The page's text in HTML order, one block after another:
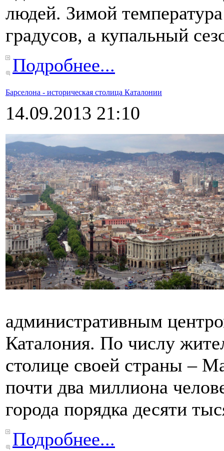
людей. Зимой
градусов, а купальный
Подробнее...
Барселона - историческая столица Каталонии
14.09.2013 21:10
административным
Каталония. По числу
столице своей страны –
почти два миллиона
города порядка десяти
Подробнее...